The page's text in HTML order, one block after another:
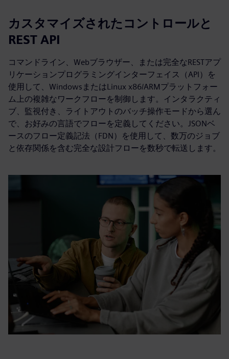
カスタマイズされたコントロールと
REST API
コマンドライン、Webブラウザー、または完全なRESTアプ
リケーションプログラミングインターフェイス（API）を
使用して、WindowsまたはLinux x86/ARMプラットフォー
ム上の複雑なワークフローを制御します。インタラクティ
ブ、監視付き、ライトアウトのバッチ操作モードから選ん
で、お好みの言語でフローを定義してください。JSONベ
ースのフロー定義記法（FDN）を使用して、数万のジョブ
と依存関係を含む完全な設計フローを数秒で転送します。